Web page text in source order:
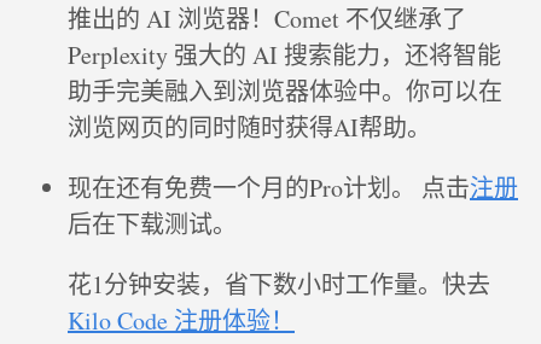
推出的 AI 浏览器！Comet 不仅继承了
Perplexity 强大的 AI 搜索能力，还将智能
助手完美融入到浏览器体验中。你可以在
浏览网页的同时随时获得AI帮助。
现在还有免费一个月的Pro计划。 点击注册
后在下载测试。
花1分钟安装，省下数小时工作量。快去
Kilo Code 注册体验！